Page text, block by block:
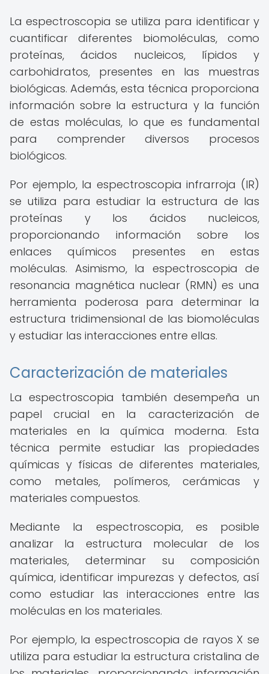
La espectroscopia se utiliza para identificar y
cuantificar diferentes biomoléculas, como
proteínas, ácidos nucleicos, lípidos y
carbohidratos, presentes en las muestras
biológicas. Además, esta técnica proporciona
información sobre la estructura y la función
de estas moléculas, lo que es fundamental
para comprender diversos procesos
biológicos.
Por ejemplo, la espectroscopia infrarroja (IR)
se utiliza para estudiar la estructura de las
proteínas y los ácidos nucleicos,
proporcionando información sobre los
enlaces químicos presentes en estas
moléculas. Asimismo, la espectroscopia de
resonancia magnética nuclear (RMN) es una
herramienta poderosa para determinar la
estructura tridimensional de las biomoléculas
y estudiar las interacciones entre ellas.
Caracterización de materiales
La espectroscopia también desempeña un
papel crucial en la caracterización de
materiales en la química moderna. Esta
técnica permite estudiar las propiedades
químicas y físicas de diferentes materiales,
como metales, polímeros, cerámicas y
materiales compuestos.
Mediante la espectroscopia, es posible
analizar la estructura molecular de los
materiales, determinar su composición
química, identificar impurezas y defectos, así
como estudiar las interacciones entre las
moléculas en los materiales.
Por ejemplo, la espectroscopia de rayos X se
utiliza para estudiar la estructura cristalina de